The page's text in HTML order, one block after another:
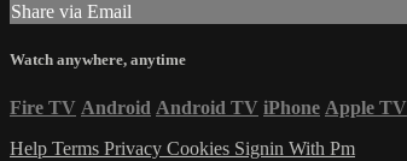
Share via Email
Watch anywhere, anytime
Fire TV Android Android TV iPhone Apple TV
Help Terms Privacy Cookies Signin With Pm